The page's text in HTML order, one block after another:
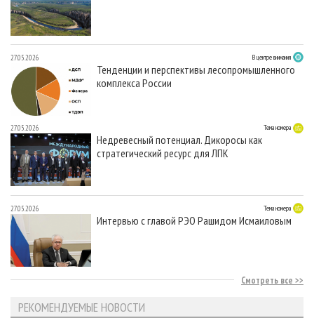
27.05.2026 В центре внимания
Тенденции и перспективы лесопромышленного
комплекса России
27.05.2026 Тема номера
Недревесный потенциал. Дикоросы как
стратегический ресурс для ЛПК
27.05.2026 Тема номера
Интервью с главой РЭО Рашидом Исмаиловым
Смотреть все
РЕКОМЕНДУЕМЫЕ НОВОСТИ